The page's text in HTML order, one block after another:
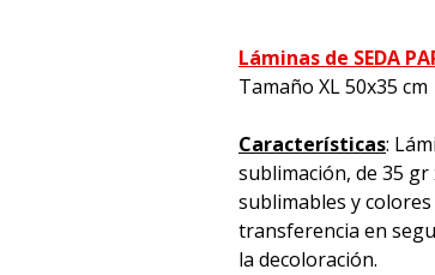
Láminas de SEDA
Tamaño XL 50x35 cm
Características:
sublimación, de 35
sublimables y
transferencia en
la decoloración.